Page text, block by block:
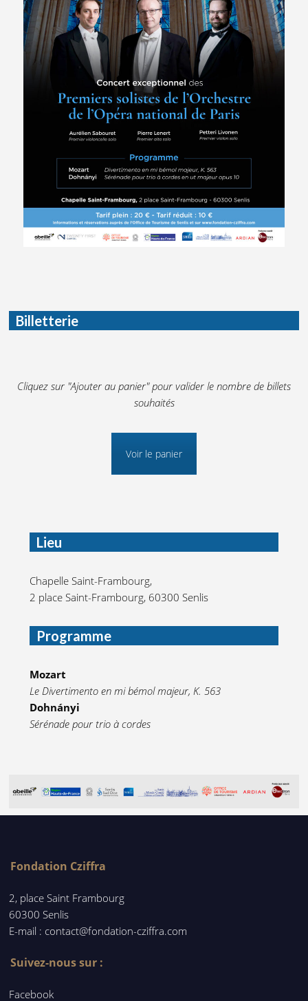
Billetterie
Cliquez sur "Ajouter au panier" pour valider le nombre de billets
souhaités
Voir le panier
Lieu
Chapelle Saint-Frambourg,
2 place Saint-Frambourg, 60300 Senlis
Programme
Mozart
Le Divertimento en mi bémol majeur, K. 563
Dohnányi
Sérénade pour trio à cordes
Fondation Cziffra
2, place Saint Frambourg
60300 Senlis
E-mail : contact@fondation-cziffra.com
Suivez-nous sur :
Facebook